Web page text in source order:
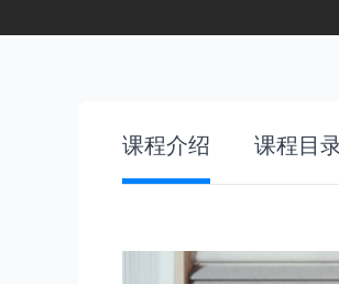
课程介绍 课程目